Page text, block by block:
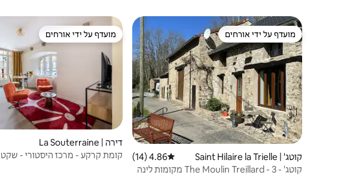
מועדף על ידי אורחים
מועדף על ידי אורחים
קוטג' | Saint Hilaire la Trielle דירוג ממוצע של 4.86 מתוך 5, 14 ביקורות
4.86 (14)
קוטג' - The Moulin Treillard - 3 מקומות לינה
מועדף על ידי אורחים
מועדף על ידי אורחים
דירה | La Souterraine
קומת קרקע - מרכז היסטורי - שקט